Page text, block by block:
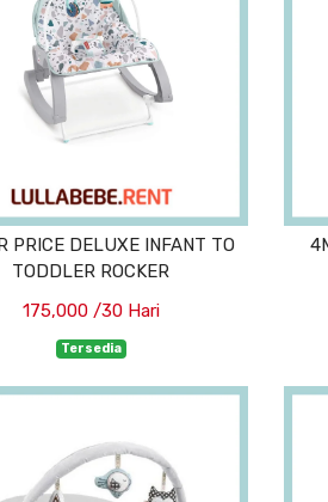
PRICE DELUXE INFANT TO
TODDLER ROCKER
175,000 /30 Hari
Tersedia